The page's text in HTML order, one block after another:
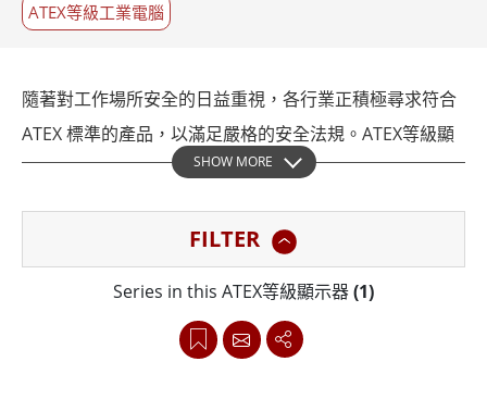
ATEX等級工業電腦
隨著對工作場所安全的日益重視，各行業正積極尋求符合
ATEX 標準的產品，以滿足嚴格的安全法規。ATEX等級顯
示器對於石油和天然氣設施以及化工廠等爆炸性環境環境
融程的ATEX等級顯示器旨在透過即時數據監控和視覺化來
增強生產控制。其堅固的結構可確保在危險場所和極端溫
度下的耐用性，提供可提高生產力、提高安全性並降低營
SHOW MORE
FILTER
Series in this ATEX等級顯示器(1)